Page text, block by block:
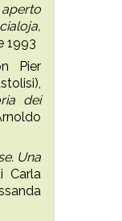
1993
Pier
dei
Una
Carla